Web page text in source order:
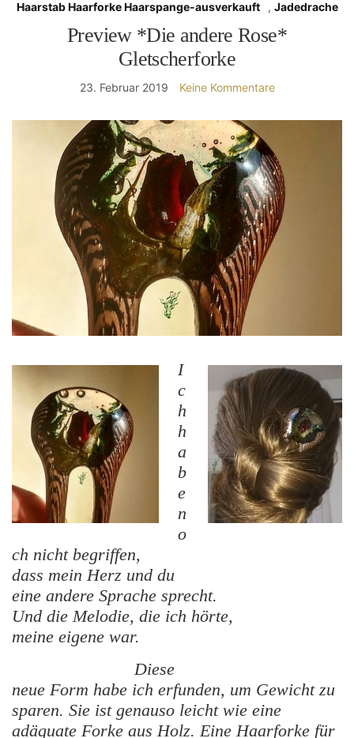
Haarstab Haarforke Haarspange-ausverkauft , Jadedrache
Preview *Die andere Rose*
Gletscherforke
23. Februar 2019 Keine Kommentare
I
c
h
h
a
b
e
n
o
ch nicht begriffen,
dass mein Herz und du
eine andere Sprache sprecht.
Und die Melodie, die ich hörte,
meine eigene war.
Diese
neue Form habe ich erfunden, um Gewicht zu
sparen. Sie ist genauso leicht wie eine
adäquate Forke aus Holz. Eine Haarforke für